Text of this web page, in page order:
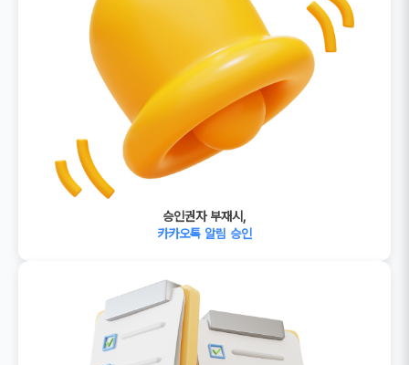
승인권자 부재시,
카카오톡 알림 승인